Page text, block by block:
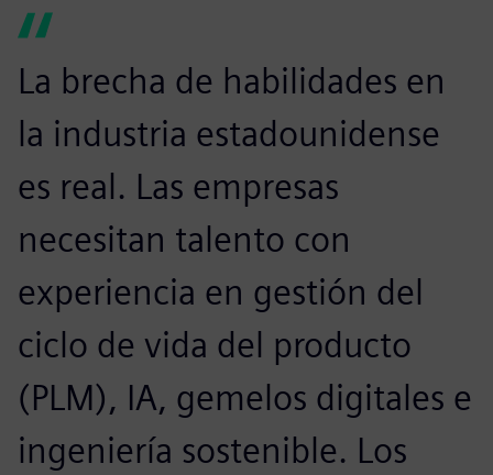
La brecha de habilidades en
la industria estadounidense
es real. Las empresas
necesitan talento con
experiencia en gestión del
ciclo de vida del producto
(PLM), IA, gemelos digitales e
ingeniería sostenible. Los